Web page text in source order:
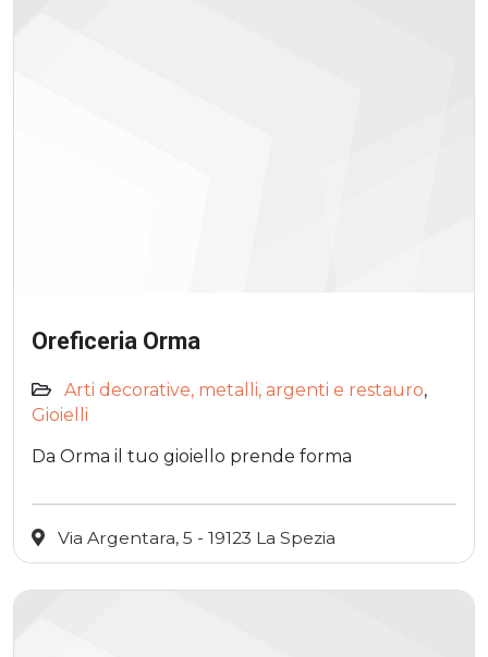
Oreficeria Orma
Arti decorative, metalli, argenti e restauro,
Gioielli
Da Orma il tuo gioiello prende forma
Via Argentara, 5 - 19123 La Spezia